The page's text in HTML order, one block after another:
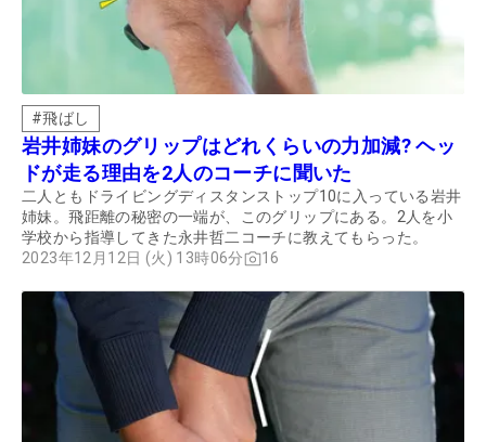
#飛ばし
岩井姉妹のグリップはどれくらいの力加減? ヘッ
ドが走る理由を2人のコーチに聞いた
二人ともドライビングディスタンストップ10に入っている岩井
姉妹。飛距離の秘密の一端が、このグリップにある。2人を小
学校から指導してきた永井哲二コーチに教えてもらった。
2023年12月12日 (火) 13時06分
16